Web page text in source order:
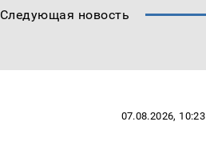
Следующая новость
07.08.2026, 10:23